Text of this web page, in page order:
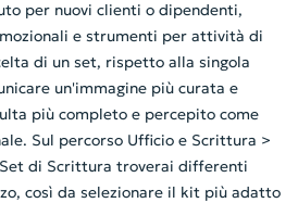
per nuovi clienti o dipendenti,
e strumenti per attività di
di un set, rispetto alla singola
un'immagine più curata e
più completo e percepito come
Sul percorso Ufficio e Scrittura >
Set di Scrittura troverai differenti
così da selezionare il kit più adatto